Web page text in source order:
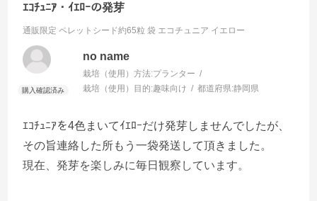
ｴｺﾁｭﾆｱ・ｲｴﾛｰの発芽
通販限定 ペレットシード約65粒 袋 エコチュニア イエロー
no name
栽培（使用）方法:プランター
栽培（使用）目的:趣味向け 都道府県:静岡県
ｴｺﾁｭﾆｱを4色まいてｲｴﾛｰだけ発芽しませんでしたが、
その旨連絡した所もう一袋発送して頂きました。
現在、発芽を楽しみに毎日観察しています。